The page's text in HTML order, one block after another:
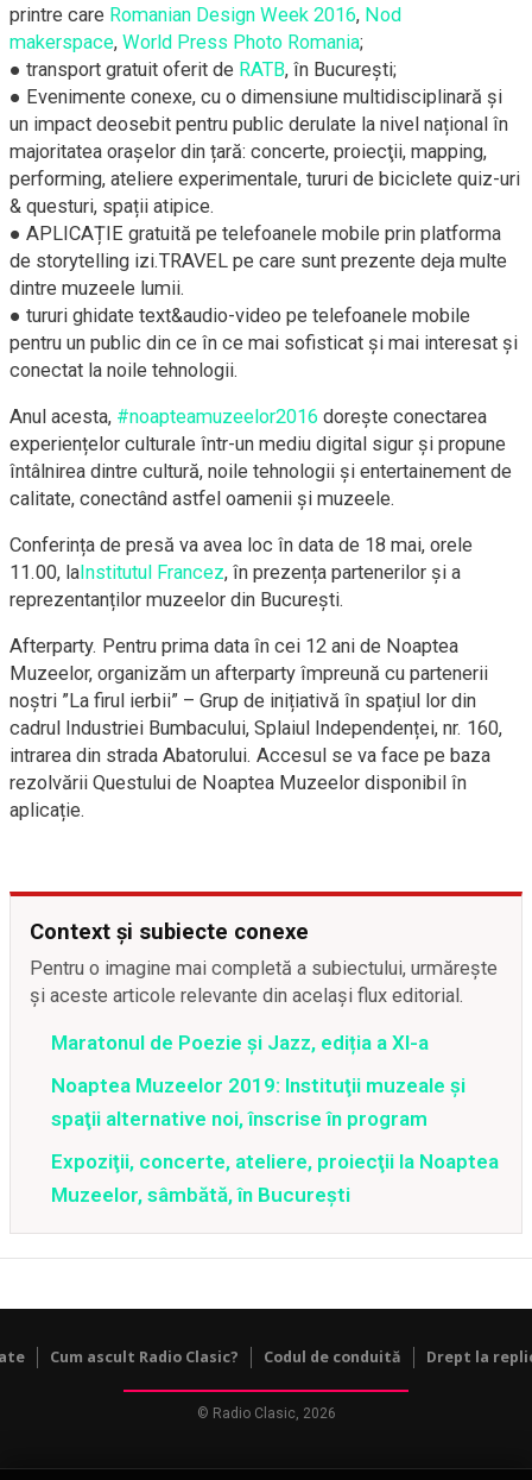
printre care Romanian Design Week 2016, Nod
makerspace, World Press Photo Romania;
● transport gratuit oferit de RATB, în București;
● Evenimente conexe, cu o dimensiune multidisciplinară și
un impact deosebit pentru public derulate la nivel național în
majoritatea orașelor din țară: concerte, proiecţii, mapping,
performing, ateliere experimentale, tururi de biciclete quiz-uri
& questuri, spații atipice.
● APLICAȚIE gratuită pe telefoanele mobile prin platforma
de storytelling izi.TRAVEL pe care sunt prezente deja multe
dintre muzeele lumii.
● tururi ghidate text&audio-video pe telefoanele mobile
pentru un public din ce în ce mai sofisticat și mai interesat și
conectat la noile tehnologii.
Anul acesta, #noapteamuzeelor2016 dorește conectarea
experiențelor culturale într-un mediu digital sigur și propune
întâlnirea dintre cultură, noile tehnologii și entertainement de
calitate, conectând astfel oamenii și muzeele.
Conferința de presă va avea loc în data de 18 mai, orele
11.00, laInstitutul Francez, în prezența partenerilor și a
reprezentanților muzeelor din București.
Afterparty. Pentru prima data în cei 12 ani de Noaptea
Muzeelor, organizăm un afterparty împreună cu partenerii
noștri ”La firul ierbii” – Grup de inițiativă în spațiul lor din
cadrul Industriei Bumbacului, Splaiul Independenței, nr. 160,
intrarea din strada Abatorului. Accesul se va face pe baza
rezolvării Questului de Noaptea Muzeelor disponibil în
aplicație.
Context și subiecte conexe
Pentru o imagine mai completă a subiectului, urmărește
și aceste articole relevante din același flux editorial.
Maratonul de Poezie și Jazz, ediția a XI-a
Noaptea Muzeelor 2019: Instituţii muzeale şi
spaţii alternative noi, înscrise în program
Expoziţii, concerte, ateliere, proiecţii la Noaptea
Muzeelor, sâmbătă, în Bucureşti
Cum ascult Radio Clasic? Codul de conduită Drept la
© Radio Clasic, 2026